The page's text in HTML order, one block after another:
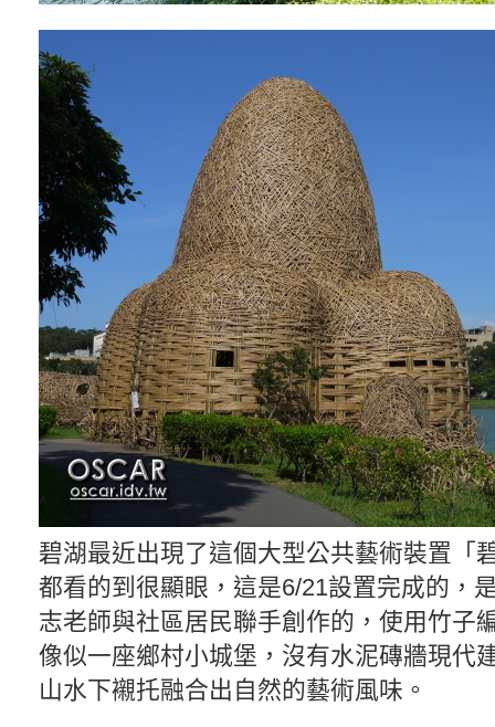
碧湖最近出現了這個大型公共藝術裝置「
都看的到很顯眼，這是6/21設置完成的，
志老師與社區居民聯手創作的，使用竹子
像似一座鄉村小城堡，沒有水泥磚牆現代
山水下襯托融合出自然的藝術風味。